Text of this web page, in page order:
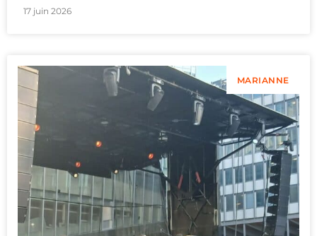
17 juin 2026
MARIANNE